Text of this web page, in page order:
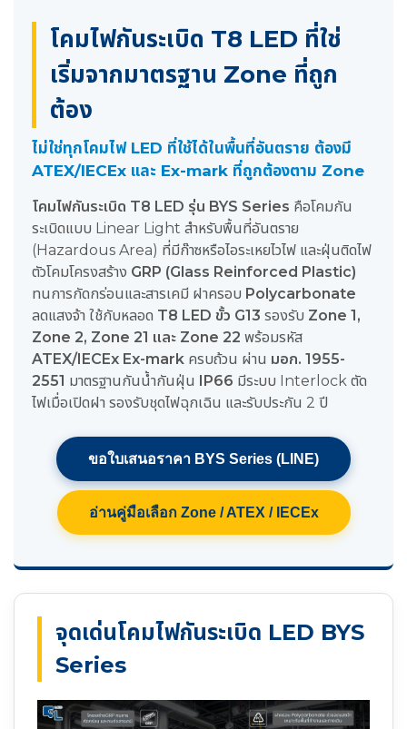
โคมไฟกันระเบิด T8 LED ที่ใช่
เริ่มจากมาตรฐาน Zone ที่ถูก
ต้อง
ไม่ใช่ทุกโคมไฟ LED ที่ใช้ได้ในพื้นที่อันตราย ต้องมี
ATEX/IECEx และ Ex-mark ที่ถูกต้องตาม Zone
โคมไฟกันระเบิด T8 LED รุ่น BYS Series คือโคมกัน
ระเบิดแบบ Linear Light สำหรับพื้นที่อันตราย
(Hazardous Area) ที่มีก๊าซหรือไอระเหยไวไฟ และฝุ่นติดไฟ
ตัวโคมโครงสร้าง GRP (Glass Reinforced Plastic)
ทนการกัดกร่อนและสารเคมี ฝาครอบ Polycarbonate
ลดแสงจ้า ใช้กับหลอด T8 LED ขั้ว G13 รองรับ Zone 1,
Zone 2, Zone 21 และ Zone 22 พร้อมรหัส
ATEX/IECEx Ex-mark ครบถ้วน ผ่าน มอก. 1955-
2551 มาตรฐานกันน้ำกันฝุ่น IP66 มีระบบ Interlock ตัด
ไฟเมื่อเปิดฝา รองรับชุดไฟฉุกเฉิน และรับประกัน 2 ปี
ขอใบเสนอราคา BYS Series (LINE)
อ่านคู่มือเลือก Zone / ATEX / IECEx
จุดเด่นโคมไฟกันระเบิด LED BYS
Series